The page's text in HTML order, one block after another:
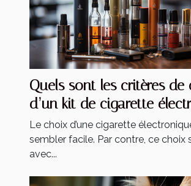
Quels sont les critères de
d’un kit de cigarette
Le choix d’une cigarette
sembler facile. Par contre, ce choix
avec...